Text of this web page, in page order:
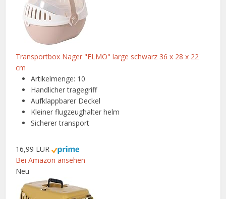
Transportbox Nager "ELMO" large schwarz 36 x 28 x 22
cm
Artikelmenge: 10
Handlicher tragegriff
Aufklappbarer Deckel
Kleiner flugzeughalter helm
Sicherer transport
16,99 EUR
Bei Amazon ansehen
Neu